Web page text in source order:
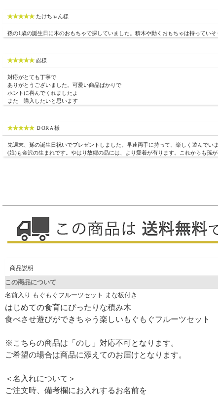
たけちゃん様
孫の1歳の誕生日に木のおもちゃで探していました。積木や動くおもちゃは持ってい
忍様
対応がとても丁寧で
ありがとうございました。可愛い商品ばかりで
ホントに喜んでくれましたよ
また 購入したいと思います
ＤORＡ様
先週末、孫の誕生日祝いでブレゼントしました。早速両手に持って、楽しく遊んで
(娘)も金沢の生まれです。やはり故郷の品には、より愛着が有ります。これからも孫
商品説明
この商品について
名前入り もぐもぐフルーツセット まな板付き
はじめての食育にぴったりな積み木
食べさせ遊びができちゃう楽しいもぐもぐフルーツセット
※こちらの商品は「のし」対応不可となります。
ご希望の場合は商品に添えてのお届けとなります。
＜名入れについて＞
ご注文時、備考欄にお入れするお名前を